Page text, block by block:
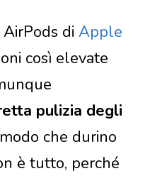
di Apple
così elevate
pulizia degli
che durino
è tutto, perché